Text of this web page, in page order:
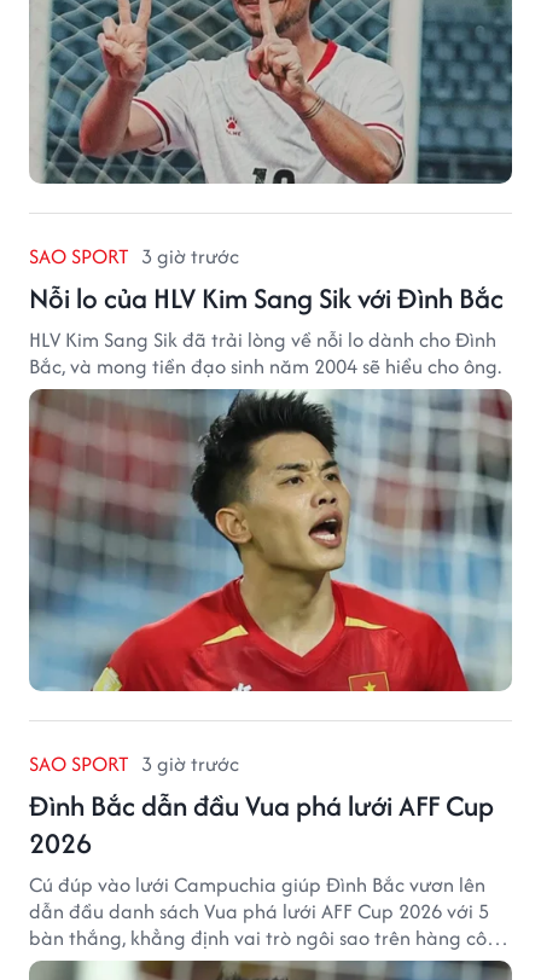
SAO SPORT 3 giờ trước
Nỗi lo của HLV Kim Sang Sik với Đình Bắc
HLV Kim Sang Sik đã trải lòng về nỗi lo dành cho Đình
Bắc, và mong tiền đạo sinh năm 2004 sẽ hiểu cho ông.
SAO SPORT 3 giờ trước
Đình Bắc dẫn đầu Vua phá lưới AFF Cup
2026
Cú đúp vào lưới Campuchia giúp Đình Bắc vươn lên
dẫn đầu danh sách Vua phá lưới AFF Cup 2026 với 5
bàn thắng, khẳng định vai trò ngôi sao trên hàng công
tuyển Việt Nam.